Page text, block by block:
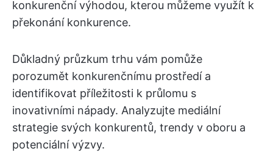
konkurenční výhodou, kterou můžeme využít k
překonání konkurence.
Důkladný průzkum trhu vám pomůže
porozumět konkurenčnímu prostředí a
identifikovat příležitosti k průlomu s
inovativními nápady. Analyzujte mediální
strategie svých konkurentů, trendy v oboru a
potenciální výzvy.